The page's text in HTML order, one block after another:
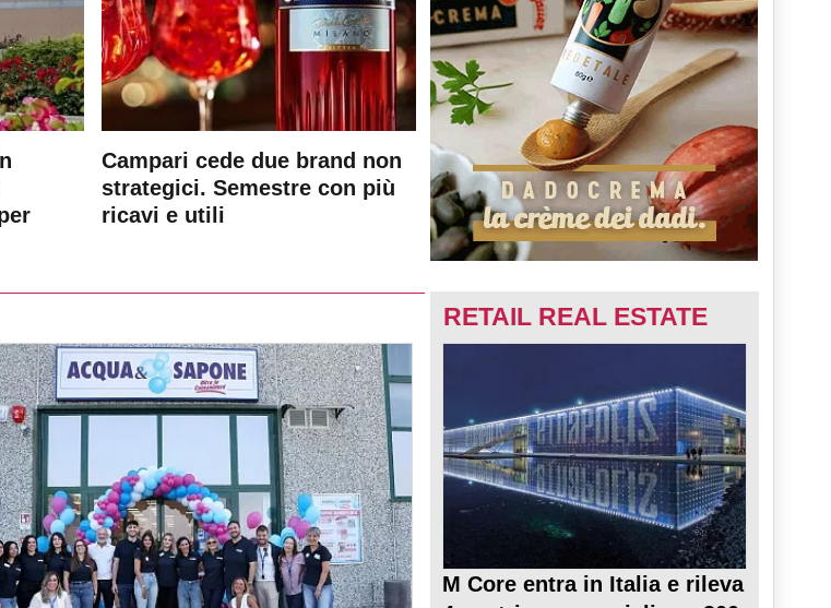
Campari cede due brand non
strategici. Semestre con più
ricavi e utili
RETAIL REAL ESTATE
M Core entra in Italia e rileva